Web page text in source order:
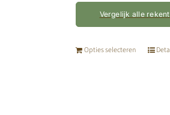
Vergelijk alle
Opties selecteren
Dit